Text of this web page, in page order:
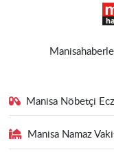
Manisa Nöbetçi
Manisa Namaz